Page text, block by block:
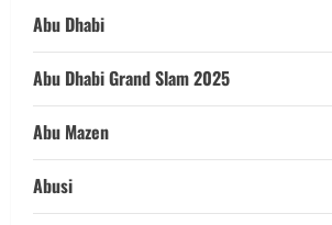
Abu Dhabi
Abu Dhabi Grand Slam 2025
Abu Mazen
Abusi